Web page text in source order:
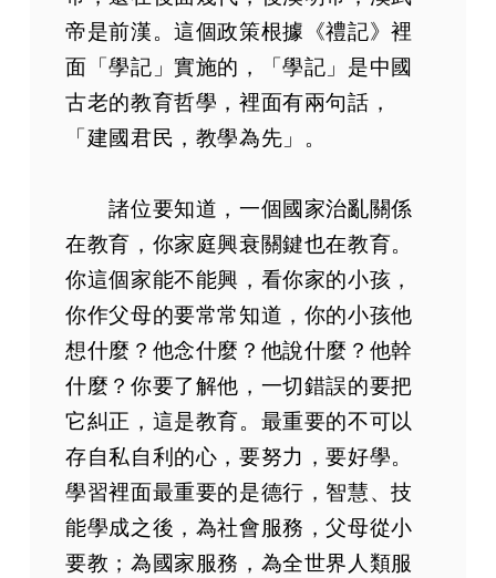
帝是前漢。這個政策根據《禮記》裡
面「學記」實施的，「學記」是中國
古老的教育哲學，裡面有兩句話，
「建國君民，教學為先」。
諸位要知道，一個國家治亂關係
在教育，你家庭興衰關鍵也在教育。
你這個家能不能興，看你家的小孩，
你作父母的要常常知道，你的小孩他
想什麼？他念什麼？他說什麼？他幹
什麼？你要了解他，一切錯誤的要把
它糾正，這是教育。最重要的不可以
存自私自利的心，要努力，要好學。
學習裡面最重要的是德行，智慧、技
能學成之後，為社會服務，父母從小
要教；為國家服務，為全世界人類服